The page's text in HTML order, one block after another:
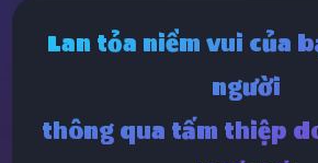
Lan tỏa niềm vui của
người
thông qua tấm thiệp